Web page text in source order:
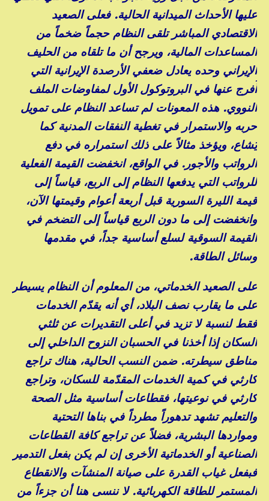
عليها الأحداث الميدانية الحالية. فعلى الصعيد
الاقتصادي المباشر تلقى النظام حجماً ضخماً من
المساعدات المالية، ويرجح أن ما تلقاه من الحليف
الإيراني وحده يعادل ضعفي الأرصدة الإيرانية التي
أُفرج عنها في البروتوكول الأول لمفاوضات الملف
النووي. هذه المعونات لم تساعد النظام على تمويل
حربه والاستمرار في تغطية النفقات المدنية كما
يُشاع، ويؤخذ مثالاً على ذلك استمراره في دفع
الرواتب والأجور. في الواقع، انخفضت القيمة الفعلية
للرواتب التي يدفعها النظام إلى الربع، قياساً إلى
قيمة الليرة السورية قبل أربعة أعوام وقيمتها الآن،
وانخفضت إلى ما دون الربع قياساً إلى التضخم في
القيمة السوقية لسلع أساسية جداً، في مقدمها
وسائل الطاقة.
على الصعيد الخدماتي، من المعلوم أن النظام يسيطر
على ما يقارب نصف البلاد، أي أنه يقدّم الخدمات
فقط لنسبة لا تزيد في أعلى التقديرات عن ثلثي
السكان إذا أخذنا في الحسبان النزوح الداخلي إلى
مناطق سيطرته. ضمن النسب الحالية، هناك تراجع
كارثي في كمية الخدمات المقدّمة للسكان، وتراجع
كارثي في نوعيتها، فقطاعات أساسية مثل الصحة
والتعليم تشهد تدهوراً مطرداً في بناها التحتية
ومواردها البشرية، فضلاً عن تراجع كافة القطاعات
الصناعية أو الخدماتية الأخرى إن لم يكن بفعل التدمير
فبفعل غياب القدرة على صيانة المنشآت والانقطاع
المستمر للطاقة الكهربائية. لا ننسى هنا أن جزءاً من